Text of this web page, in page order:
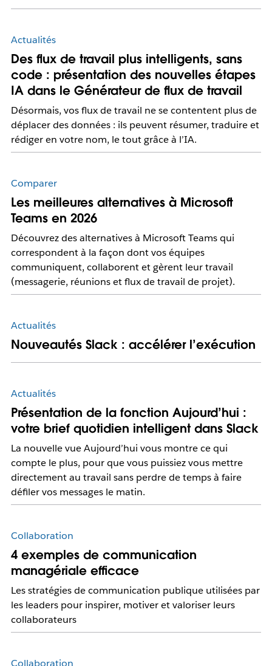
Actualités
Des flux de travail plus intelligents, sans
code : présentation des nouvelles étapes
IA dans le Générateur de flux de travail
Désormais, vos flux de travail ne se contentent plus de
déplacer des données : ils peuvent résumer, traduire et
rédiger en votre nom, le tout grâce à l’IA.
Comparer
Les meilleures alternatives à Microsoft
Teams en 2026
Découvrez des alternatives à Microsoft Teams qui
correspondent à la façon dont vos équipes
communiquent, collaborent et gèrent leur travail
(messagerie, réunions et flux de travail de projet).
Actualités
Nouveautés Slack : accélérer l’exécution
Actualités
Présentation de la fonction Aujourd’hui :
votre brief quotidien intelligent dans Slack
La nouvelle vue Aujourd’hui vous montre ce qui
compte le plus, pour que vous puissiez vous mettre
directement au travail sans perdre de temps à faire
défiler vos messages le matin.
Collaboration
4 exemples de communication
managériale efficace
Les stratégies de communication publique utilisées par
les leaders pour inspirer, motiver et valoriser leurs
collaborateurs
Collaboration